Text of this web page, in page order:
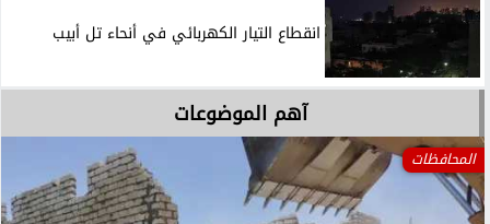
انقطاع التيار الكهربائي في أنحاء تل أبيب
آهم الموضوعات
المحافظات